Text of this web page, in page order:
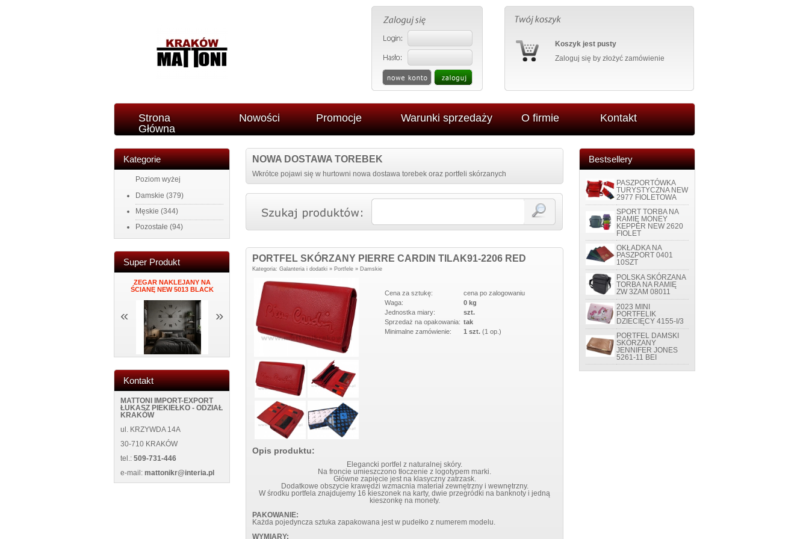
Koszyk jest pusty
Zaloguj się by złożyć zamówienie
Strona
Główna
Nowości Promocje Warunki sprzedaży O firmie Kontakt
Kategorie
Poziom wyżej
Damskie (379)
Męskie (344)
Pozostałe (94)
Super Produkt
ZEGAR NAKLEJANY NA
ŚCIANĘ NEW 5013 BLACK
PORTFEL DAMSKI ITALY K34
BLUE
NEW WILD 125400 BLUE
« »
Kontakt
MATTONI IMPORT-EXPORT
ŁUKASZ PIEKIEŁKO - ODZIAŁ
KRAKÓW
ul. KRZYWDA 14A
30-710 KRAKÓW
tel.: 509-731-446
e-mail: mattonikr@interia.pl
NOWA DOSTAWA TOREBEK
Wkrótce pojawi się w hurtowni nowa dostawa torebek oraz portfeli skórzanych
PORTFEL SKÓRZANY PIERRE CARDIN TILAK91-2206 RED
Kategoria: Galanteria i dodatki » Portfele » Damskie
Cena za sztukę:
cena po zalogowaniu
Waga:
0 kg
Jednostka miary:
szt.
Sprzedaż na opakowania: tak
Minimalne zamówienie:
1 szt. (1 op.)
Opis produktu:
Elegancki portfel z naturalnej skóry.
Na froncie umieszczono tłoczenie z logotypem marki.
Główne zapięcie jest na klasyczny zatrzask.
Dodatkowe obszycie krawędzi wzmacnia materiał zewnętrzny i wewnętrzny.
W środku portfela znajdujemy 16 kieszonek na karty, dwie przegródki na banknoty i jedną
kieszonkę na monety.
PAKOWANIE:
Każda pojedyncza sztuka zapakowana jest w pudełko z numerem modelu.
WYMIARY:
Bestsellery
PASZPORTÓWKA
TURYSTYCZNA NEW
2977 FIOLETOWA
SPORT TORBA NA
RAMIĘ MONEY
KEPPER NEW 2620
FIOLET
OKŁADKA NA
PASZPORT 0401
10SZT
POLSKA SKÓRZANA
TORBA NA RAMIĘ
ZW 3ZAM 08011
2023 MINI
PORTFELIK
DZIECIĘCY 4155-I/3
PORTFEL DAMSKI
SKÓRZANY
JENNIFER JONES
5261-11 BEI